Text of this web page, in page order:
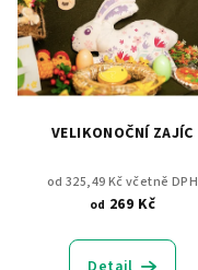
VELIKONOČNÍ ZAJÍC
od 325,49 Kč včetně DPH
od 269 Kč